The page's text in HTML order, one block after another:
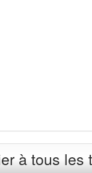
à tous les